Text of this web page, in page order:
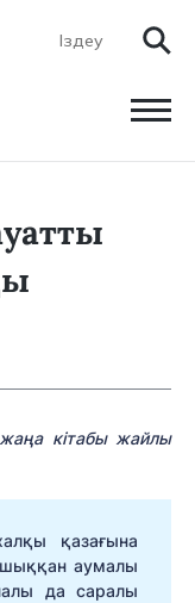
кітабы жайлы
қазағына
аумалы
да саралы